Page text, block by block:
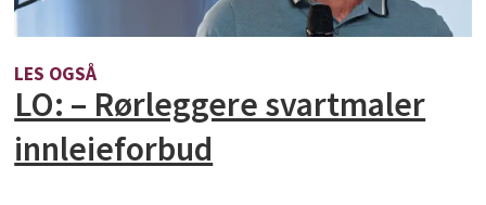
LES OGSÅ
LO: – Rørleggere svartmaler
innleieforbud